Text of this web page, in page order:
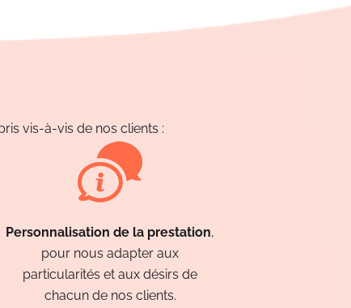
vis-à-vis de nos clients :
Personnalisation de la prestation,
pour nous adapter aux
particularités et aux désirs de
chacun de nos clients.